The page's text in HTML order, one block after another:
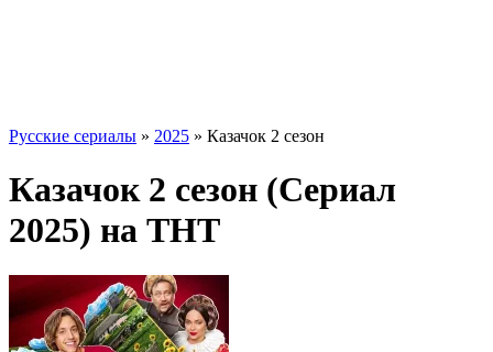
Русские сериалы » 2025 » Казачок 2 сезон
Казачок 2 сезон (Сериал
2025) на ТНТ